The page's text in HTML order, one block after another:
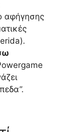
αφήγησης